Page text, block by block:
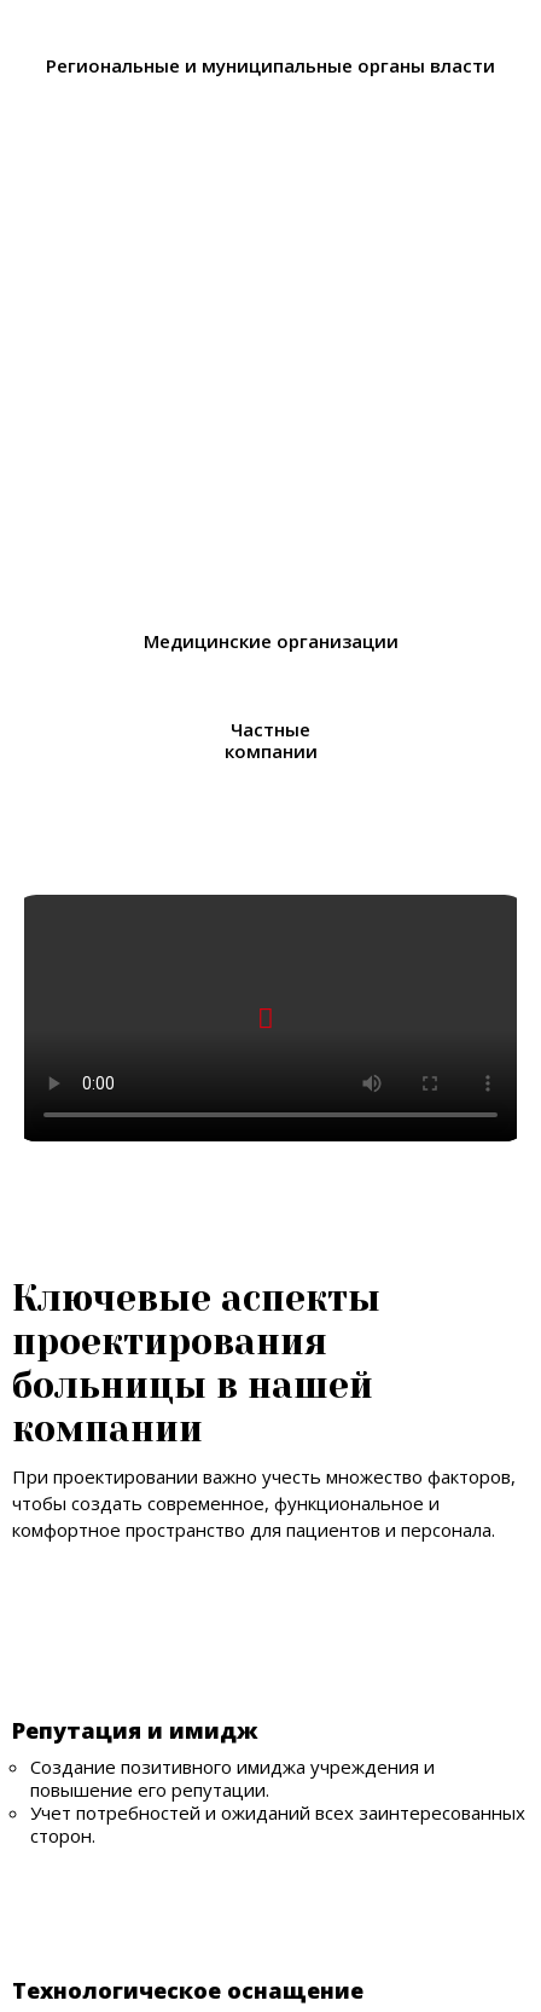
Региональные и муниципальные органы власти
Медицинские организации
Частные
компании
Ключевые аспекты
проектирования
больницы в нашей
компании
При проектировании важно учесть множество факторов,
чтобы создать современное, функциональное и
комфортное пространство для пациентов и персонала.
Репутация и имидж
Создание позитивного имиджа учреждения и
повышение его репутации.
Учет потребностей и ожиданий всех заинтересованных
сторон.
Технологическое оснащение